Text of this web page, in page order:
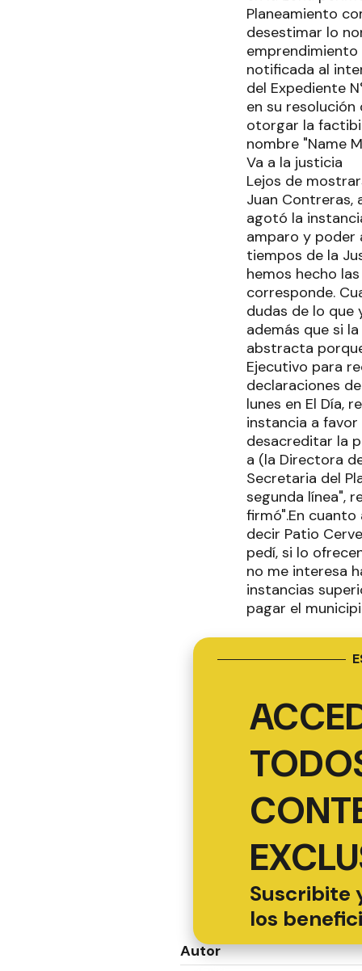
Planeamiento
desestimar lo
notificada al
del Expediente
en su
otorgar la
nombre "Name
Va a la justicia
Lejos de
Juan Contreras,
agotó la
amparo y poder
tiempos de la
hemos hecho
corresponde.
dudas de lo que
además que si
abstracta
Ejecutivo para
declaraciones
lunes en El Día,
instancia a
desacreditar la
a (la Directora
Secretaria del
segunda línea",
firmó".En
decir Patio
pedí, si lo
no me interesa
instancias
pagar el
Suscribite
los
Autor